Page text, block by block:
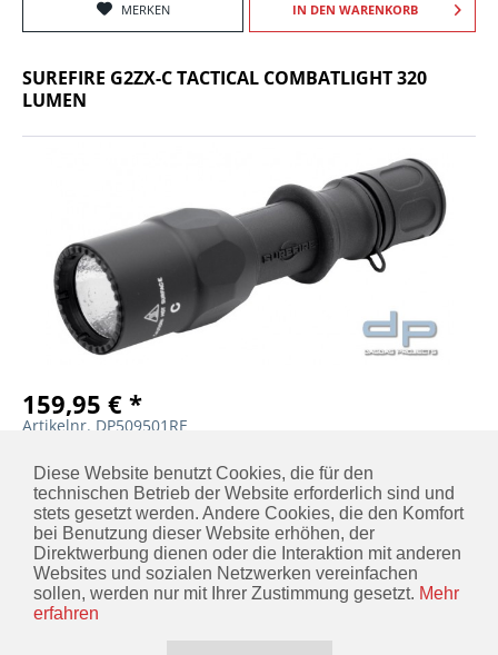
MERKEN IN DEN WARENKORB
SUREFIRE G2ZX-C TACTICAL COMBATLIGHT 320
LUMEN
159,95 € *
Artikelnr. DP509501RE
MERKEN IN DEN WARENKORB
KONTAKT
INFORMATIONEN
Diese Website benutzt Cookies, die für den
technischen Betrieb der Website erforderlich sind und
stets gesetzt werden. Andere Cookies, die den Komfort
bei Benutzung dieser Website erhöhen, der
Direktwerbung dienen oder die Interaktion mit anderen
Websites und sozialen Netzwerken vereinfachen
sollen, werden nur mit Ihrer Zustimmung gesetzt. Mehr
erfahren